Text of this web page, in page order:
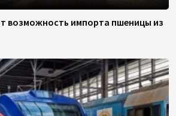
возможность импорта пшеницы из